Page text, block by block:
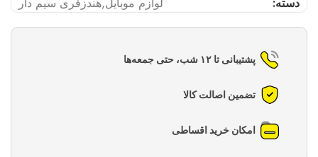
دسته: لوازم موبایل,هندزفری سیم دار
پشتیبانی تا ۱۲ شب، حتی جمعه‌ها
تضمین اصالت کالا
امکان خرید اقساطی